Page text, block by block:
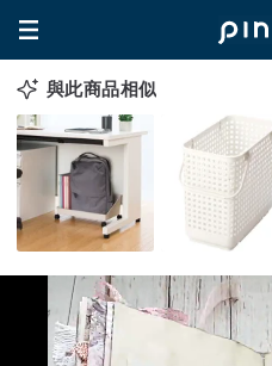
與此商品相似